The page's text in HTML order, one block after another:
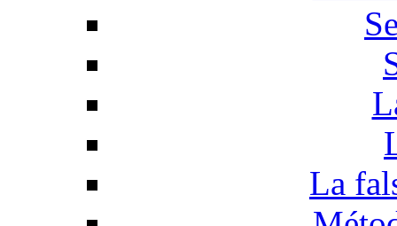
La